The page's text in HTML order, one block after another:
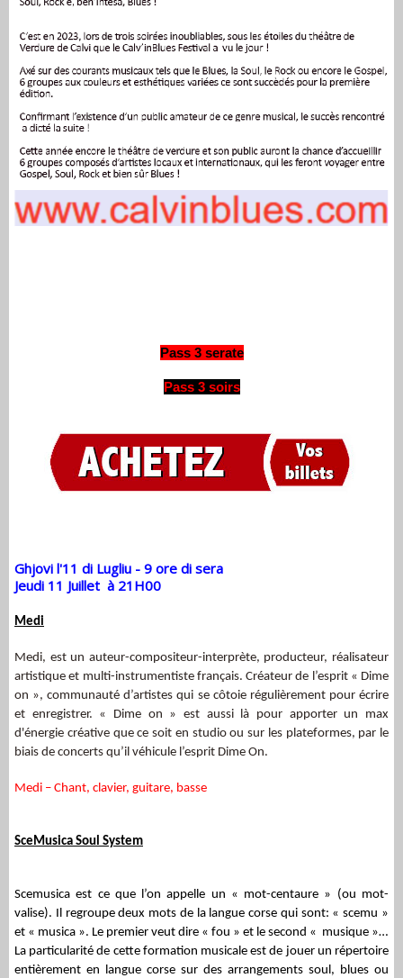
Pass 3 serate
Pass 3 soirs
Ghjovi l'11 di Lugliu - 9 ore di sera
Jeudi 11 Juillet à 21H00
Medi
Medi, est un auteur-compositeur-interprète, producteur, réalisateur
artistique et multi-instrumentiste français. Créateur de l’esprit « Dime
on », communauté d’artistes qui se côtoie régulièrement pour écrire
et enregistrer. « Dime on » est aussi là pour apporter un max
d'énergie créative que ce soit en studio ou sur les plateformes, par le
biais de concerts qu’il véhicule l’esprit Dime On.
Medi – Chant, clavier, guitare, basse
SceMusica Soul System
Scemusica est ce que l’on appelle un « mot-centaure » (ou mot-
valise). Il regroupe deux mots de la langue corse qui sont: « scemu »
et « musica ». Le premier veut dire « fou » et le second « musique »…
La particularité de cette formation musicale est de jouer un répertoire
entièrement en langue corse sur des arrangements soul, blues ou